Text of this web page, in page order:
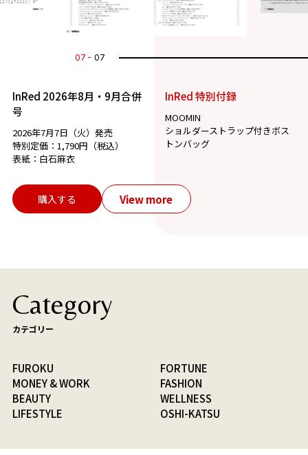
07 07
InRed 2026年8月・9月合併
号
2026年7月7日（火）発売
特別定価：1,790円（税込）
表紙：白石麻衣
InRed 特別付録
MOOMIN
ショルダーストラップ付きボス
トンバッグ
購入する View more
Category
カテゴリー
FUROKU
FORTUNE
MONEY & WORK
FASHION
BEAUTY
WELLNESS
LIFESTYLE
OSHI-KATSU